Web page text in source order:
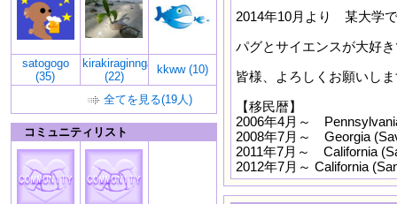
satogogo
(35)
kirakiraginnga
(22)
kkww (10)
全てを見る(19人)
コミュニティリスト
2014年10月より 某大学
パグとサイエンスが大好
皆様、よろしくお願いし
【移民暦】
2006年4月～
2008年7月～ Georgia
2011年7月～ California
2012年7月～ California